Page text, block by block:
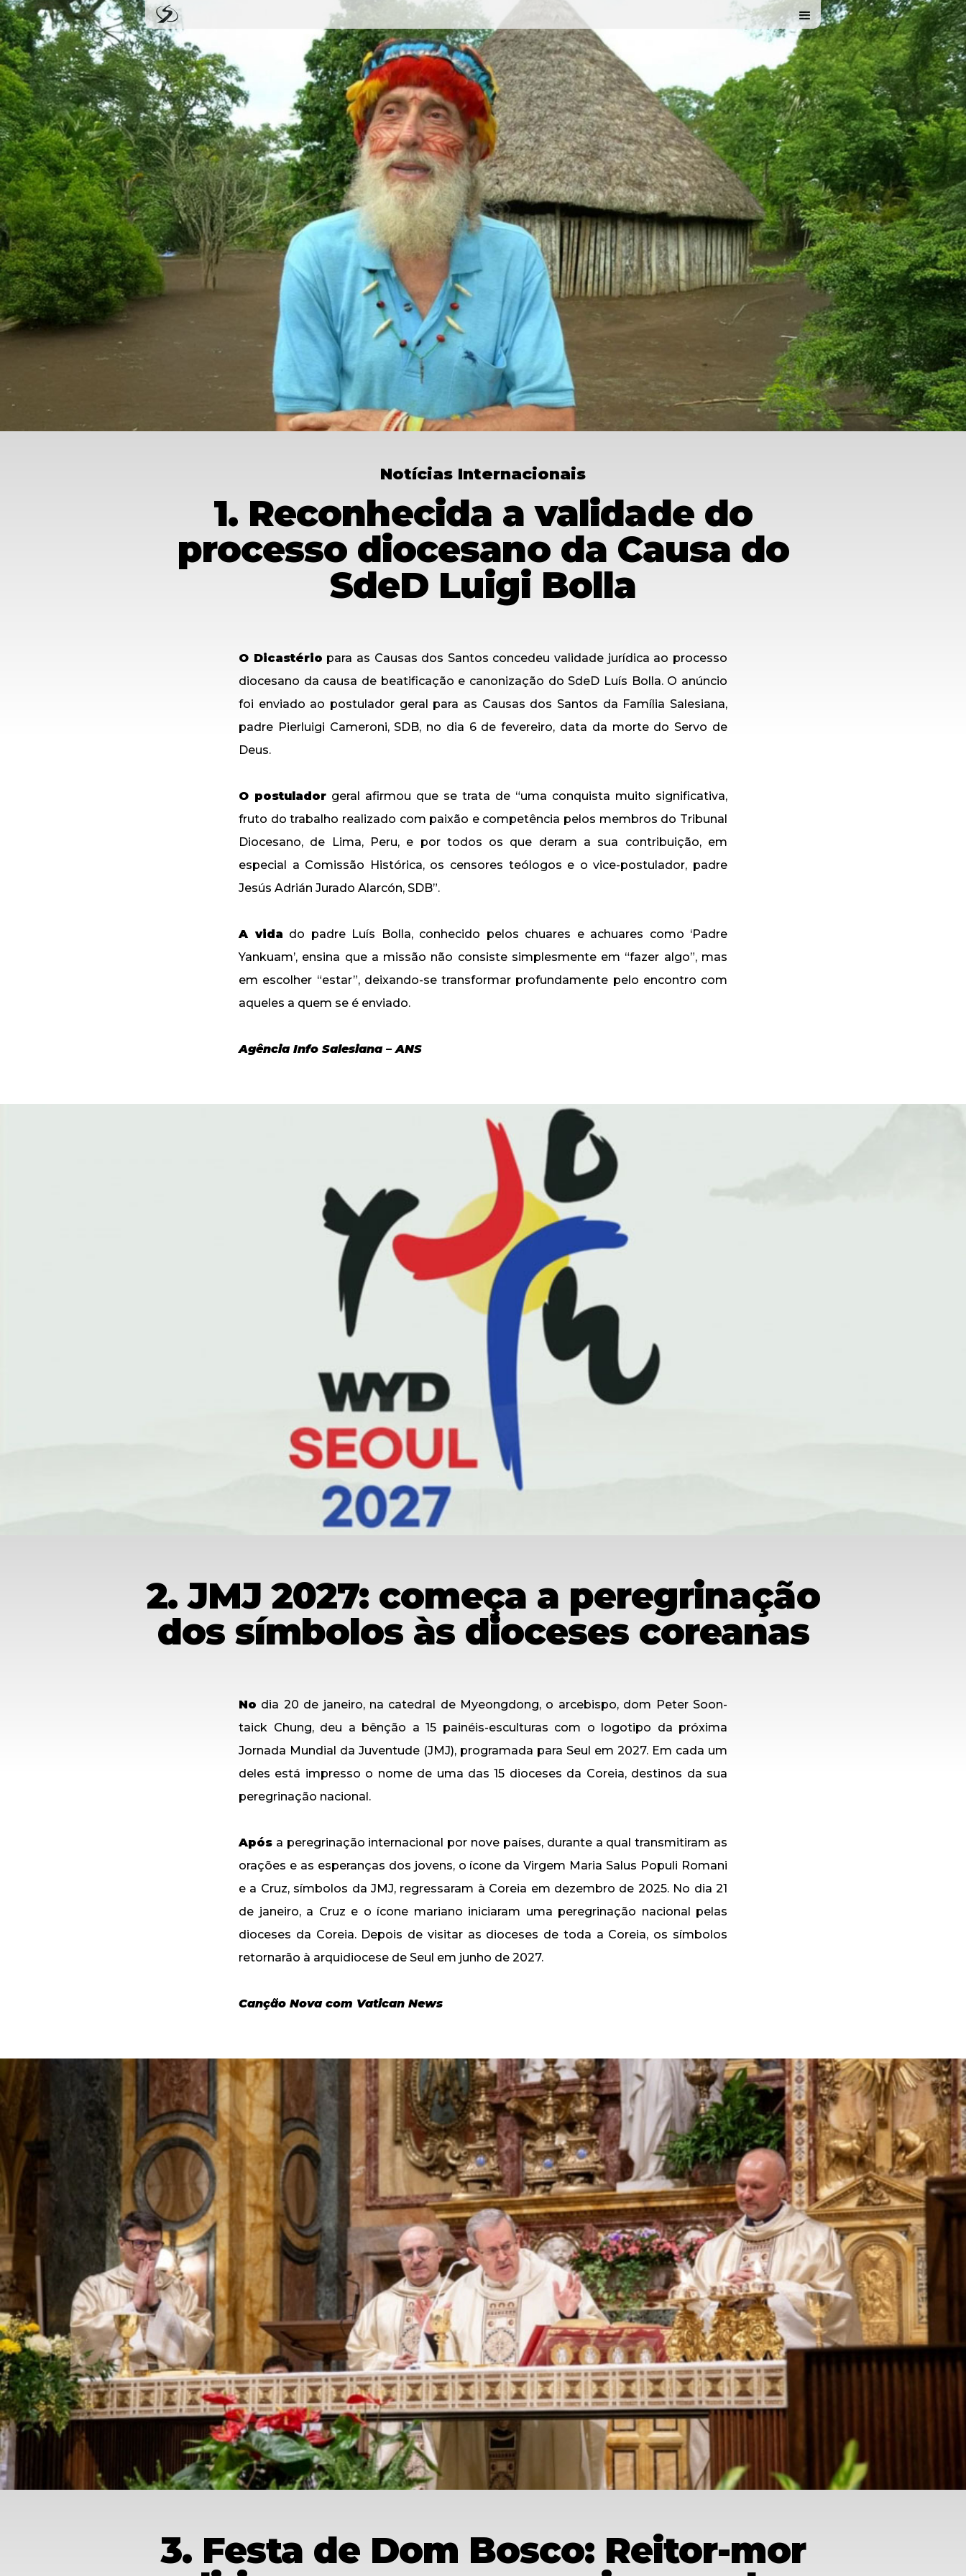
Notícias Internacionais
1. Reconhecida a validade do
processo diocesano da Causa do
SdeD Luigi Bolla
O Dicastério para as Causas dos Santos concedeu validade jurídica ao processo
diocesano da causa de beatificação e canonização do SdeD Luís Bolla. O anúncio
foi enviado ao postulador geral para as Causas dos Santos da Família Salesiana,
padre Pierluigi Cameroni, SDB, no dia 6 de fevereiro, data da morte do Servo de
Deus.
O postulador geral afirmou que se trata de “uma conquista muito significativa,
fruto do trabalho realizado com paixão e competência pelos membros do Tribunal
Diocesano, de Lima, Peru, e por todos os que deram a sua contribuição, em
especial a Comissão Histórica, os censores teólogos e o vice-postulador, padre
Jesús Adrián Jurado Alarcón, SDB”.
A vida do padre Luís Bolla, conhecido pelos chuares e achuares como ‘Padre
Yankuam’, ensina que a missão não consiste simplesmente em “fazer algo”, mas
em escolher “estar”, deixando-se transformar profundamente pelo encontro com
aqueles a quem se é enviado.
Agência Info Salesiana – ANS
2. JMJ 2027: começa a peregrinação
dos símbolos às dioceses coreanas
No dia 20 de janeiro, na catedral de Myeongdong, o arcebispo, dom Peter Soon-
taick Chung, deu a bênção a 15 painéis-esculturas com o logotipo da próxima
Jornada Mundial da Juventude (JMJ), programada para Seul em 2027. Em cada um
deles está impresso o nome de uma das 15 dioceses da Coreia, destinos da sua
peregrinação nacional.
Após a peregrinação internacional por nove países, durante a qual transmitiram as
orações e as esperanças dos jovens, o ícone da Virgem Maria Salus Populi Romani
e a Cruz, símbolos da JMJ, regressaram à Coreia em dezembro de 2025. No dia 21
de janeiro, a Cruz e o ícone mariano iniciaram uma peregrinação nacional pelas
dioceses da Coreia. Depois de visitar as dioceses de toda a Coreia, os símbolos
retornarão à arquidiocese de Seul em junho de 2027.
Canção Nova com Vatican News
3. Festa de Dom Bosco: Reitor-mor